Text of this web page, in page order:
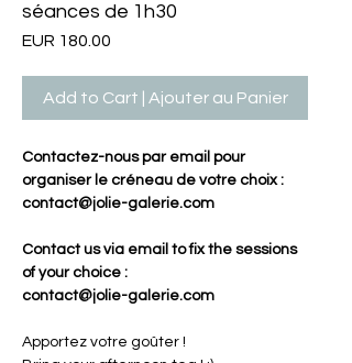
séances de 1h30
EUR 180.00
Add to Cart | Ajouter au Panier
Contactez-nous par email pour
organiser le créneau de votre choix :
contact@jolie-galerie.com
Contact us via email to fix the sessions
of your choice :
contact@jolie-galerie.com
Apportez votre goûter !